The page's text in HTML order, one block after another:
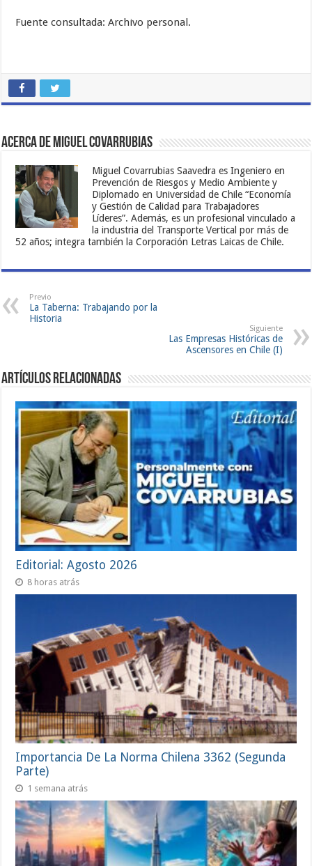
Fuente consultada: Archivo personal.
Acerca de Miguel Covarrubias
Miguel Covarrubias Saavedra es Ingeniero en
Prevención de Riesgos y Medio Ambiente y
Diplomado en Universidad de Chile “Economía
y Gestión de Calidad para Trabajadores
Líderes”. Además, es un profesional vinculado a
la industria del Transporte Vertical por más de
52 años; integra también la Corporación Letras Laicas de Chile.
Previo
La Taberna: Trabajando por la
Historia
Siguiente
Las Empresas Históricas de
Ascensores en Chile (I)
Artículos Relacionadas
Editorial: Agosto 2026
8 horas atrás
Importancia De La Norma Chilena 3362 (Segunda
Parte)
1 semana atrás